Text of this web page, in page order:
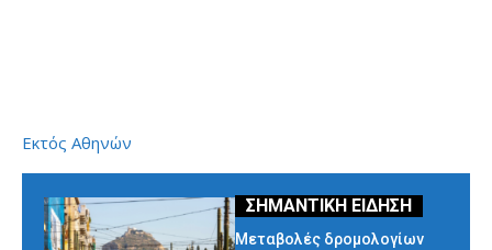
Εκτός Αθηνών
Μεταβολές δρομολογίων